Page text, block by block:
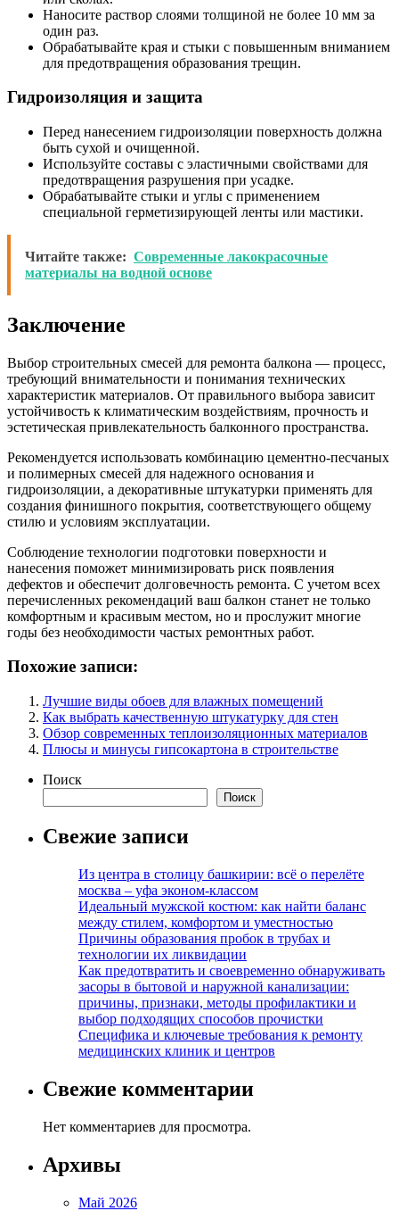
Наносите раствор слоями толщиной не более 10 мм за
один раз.
Обрабатывайте края и стыки с повышенным вниманием
для предотвращения образования трещин.
Гидроизоляция и защита
Перед нанесением гидроизоляции поверхность должна
быть сухой и очищенной.
Используйте составы с эластичными свойствами для
предотвращения разрушения при усадке.
Обрабатывайте стыки и углы с применением
специальной герметизирующей ленты или мастики.
Читайте также: Современные лакокрасочные
материалы на водной основе
Заключение
Выбор строительных смесей для ремонта балкона — процесс,
требующий внимательности и понимания технических
характеристик материалов. От правильного выбора зависит
устойчивость к климатическим воздействиям, прочность и
эстетическая привлекательность балконного пространства.
Рекомендуется использовать комбинацию цементно-песчаных
и полимерных смесей для надежного основания и
гидроизоляции, а декоративные штукатурки применять для
создания финишного покрытия, соответствующего общему
стилю и условиям эксплуатации.
Соблюдение технологии подготовки поверхности и
нанесения поможет минимизировать риск появления
дефектов и обеспечит долговечность ремонта. С учетом всех
перечисленных рекомендаций ваш балкон станет не только
комфортным и красивым местом, но и прослужит многие
годы без необходимости частых ремонтных работ.
Похожие записи:
Лучшие виды обоев для влажных помещений
Как выбрать качественную штукатурку для стен
Обзор современных теплоизоляционных материалов
Плюсы и минусы гипсокартона в строительстве
Поиск
Поиск
Свежие записи
Из центра в столицу башкирии: всё о перелёте
москва – уфа эконом-классом
Идеальный мужской костюм: как найти баланс
между стилем, комфортом и уместностью
Причины образования пробок в трубах и
технологии их ликвидации
Как предотвратить и своевременно обнаруживать
засоры в бытовой и наружной канализации:
причины, признаки, методы профилактики и
выбор подходящих способов прочистки
Специфика и ключевые требования к ремонту
медицинских клиник и центров
Свежие комментарии
Нет комментариев для просмотра.
Архивы
Май 2026